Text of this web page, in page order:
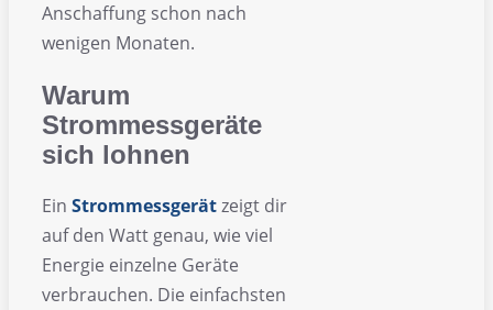
Anschaffung schon nach
wenigen Monaten.
Warum
Strommessgeräte
sich lohnen
Ein Strommessgerätzeigt dir
auf den Watt genau, wie viel
Energie einzelne Geräte
verbrauchen. Die einfachsten